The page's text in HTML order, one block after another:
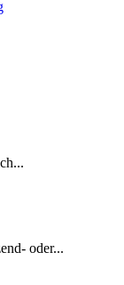
oder...